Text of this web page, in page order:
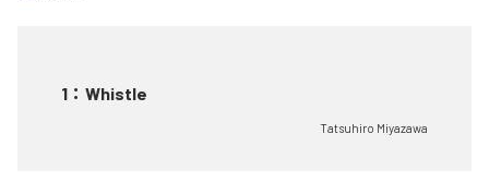
1 ： Whistle
Tatsuhiro Miyazawa